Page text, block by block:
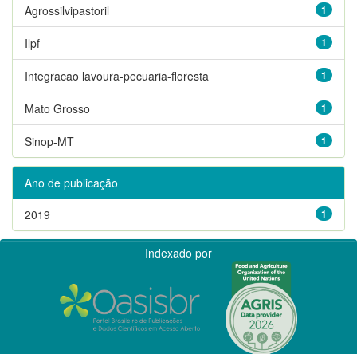
1
Agrossilvipastoril
1
Ilpf
1
Integracao lavoura-pecuaria-floresta
1
Mato Grosso
1
Sinop-MT
Ano de publicação
1
2019
Indexado por